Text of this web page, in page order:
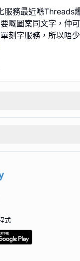
服務最近喺Threads
嘅圖案同文字，仲
刻字服務，所以唔
式